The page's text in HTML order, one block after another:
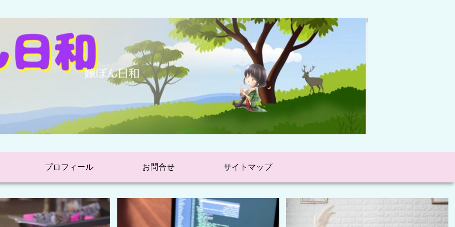
プロフィール お問合せ サイトマップ